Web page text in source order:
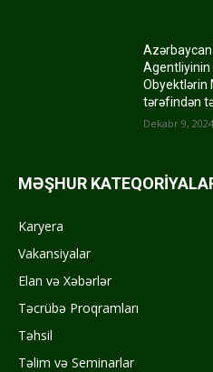
Azərbaycan
Agentliyinin
Obyektlərin
tərəfindən
Dekabr 9, 2024
MƏŞHUR
Karyera
Vakansiyalar
Elan və Xəbərlər
Təcrübə Proqramları
Təhsil
Təlim və Seminarlar